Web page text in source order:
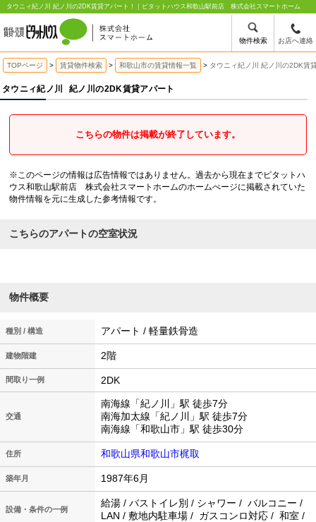
物件検索 お店へ連絡
タウニィ紀ノ川 紀ノ川の2DK賃貸アパート！｜ピタットハウス和歌山駅前店 株式会社スマートホーム
TOPページ 賃貸物件検索 和歌山市の賃貸情報一覧 タウニィ紀ノ川 紀ノ川の2DK賃
タウニィ紀ノ川 紀ノ川の2DK賃貸アパート
こちらの物件は掲載が終了しています。
※このページの情報は広告情報ではありません。過去から現在までピタットハ
ウス和歌山駅前店 株式会社スマートホームのホームぺージに掲載されていた
物件情報を元に生成した参考情報です。
こちらのアパートの空室状況
物件概要
種別 / 構造 アパート / 軽量鉄骨造
建物階建 2階
間取り一例 2DK
交通
南海線「紀ノ川」駅 徒歩7分
南海加太線「紀ノ川」駅 徒歩7分
南海線「和歌山市」駅 徒歩30分
住所 和歌山県和歌山市梶取
築年月 1987年6月
設備・条件の一例
給湯 / バストイレ別 / シャワー / バルコニー /
LAN / 敷地内駐車場 / ガスコンロ対応 / 和室 /